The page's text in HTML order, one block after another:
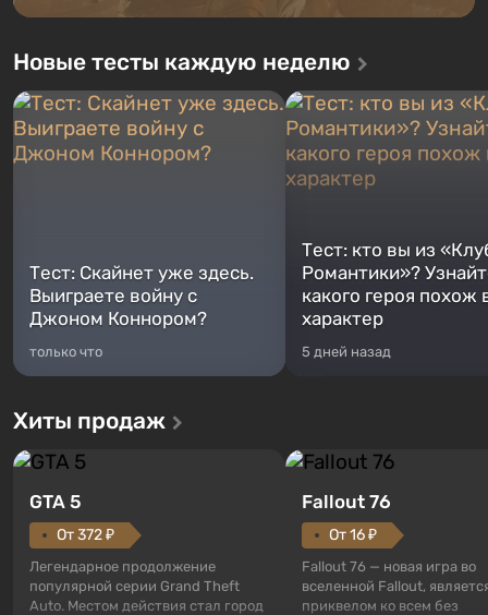
Новые тесты каждую неделю
Тест: Скайнет уже здесь.
Выиграете войну с
Джоном Коннором?
только что
Тест: кто вы из
Романтики»?
какого героя похож
характер
5 дней назад
Хиты продаж
GTA 5
От 372 ₽
Легендарное продолжение
популярной серии Grand Theft
Auto. Местом действия стал город
Fallout 76
От 16 ₽
Fallout 76 — новая игра во
вселенной Fallout,
приквелом ко всем без